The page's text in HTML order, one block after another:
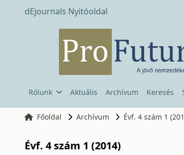
dEjournals Nyitóoldal
Rólunk Aktuális Archívum Keresés
Főoldal Archívum Évf. 4 szám 1
Évf. 4 szám 1 (2014)